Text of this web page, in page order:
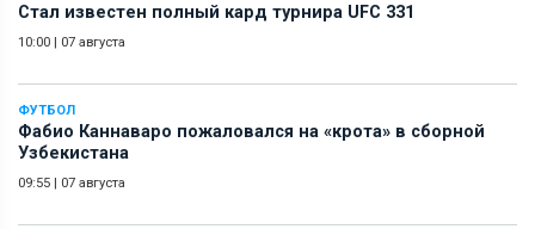
Стал известен полный кард турнира UFC 331
10:00 | 07 августа
ФУТБОЛ
Фабио Каннаваро пожаловался на «крота» в сборной
Узбекистана
09:55 | 07 августа